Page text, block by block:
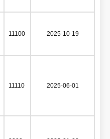
11100 2025-10-19
11110 2025-06-01